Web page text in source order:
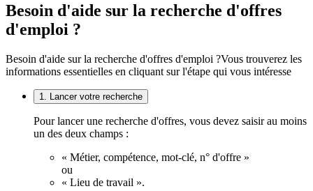
Besoin d'aide sur la recherche d'offres
d'emploi ?
Besoin d'aide sur la recherche d'offres d'emploi ?Vous trouverez les
informations essentielles en cliquant sur l'étape qui vous intéresse
1. Lancer votre recherche
Pour lancer une recherche d'offres, vous devez saisir au moins
un des deux champs :
« Métier, compétence, mot-clé, n° d'offre »
ou
« Lieu de travail ».